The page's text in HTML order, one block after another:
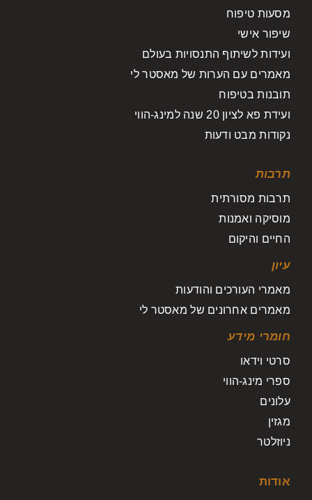
מסעות טיפוח
שיפור אישי
ועידות לשיתוף התנסויות בעולם
מאמרים עם הערות של מאסטר לי
תובנות בטיפוח
ועידת פא לציון 20 שנה למינג-הווי
נקודות מבט ודעות
תרבות
תרבות מסורתית
מוסיקה ואמנות
החיים והיקום
עיון
מאמרי העורכים והודעות
מאמרים אחרונים של מאסטר לי
חומרי מידע
סרטי וידאו
ספרי מינג-הווי
עלונים
מגזין
ניוזלטר
אודות